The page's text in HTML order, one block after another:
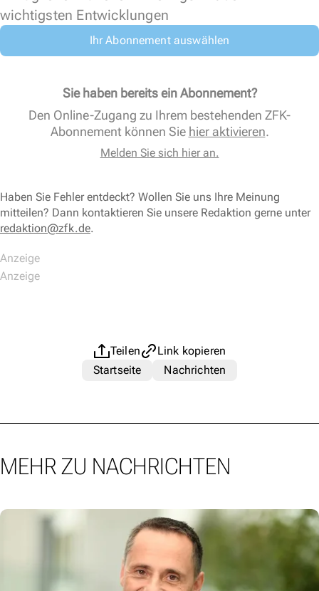
wichtigsten Entwicklungen
Ihr Abonnement auswählen
Sie haben bereits ein Abonnement?
Den Online-Zugang zu Ihrem bestehenden ZFK-
Abonnement können Sie hier aktivieren.
Melden Sie sich hier an.
Haben Sie Fehler entdeckt? Wollen Sie uns Ihre Meinung
mitteilen? Dann kontaktieren Sie unsere Redaktion gerne unter
redaktion@zfk.de.
Teilen
Link kopieren
Startseite
Nachrichten
MEHR ZU NACHRICHTEN